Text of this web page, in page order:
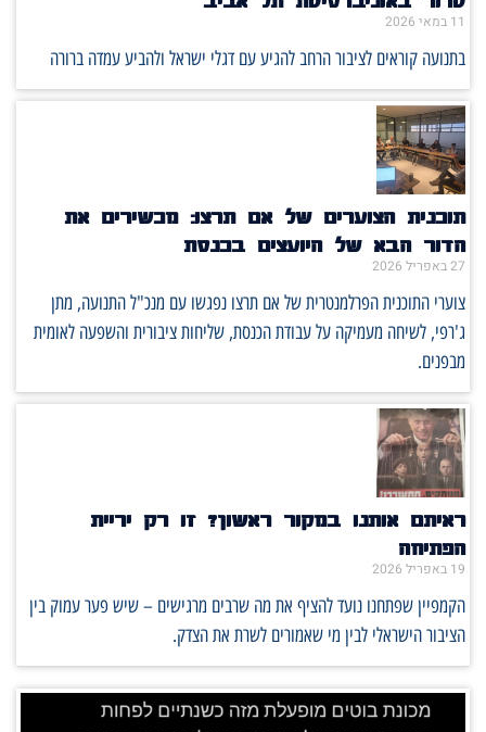
11 במאי 2026
בתנועה קוראים לציבור הרחב להגיע עם דגלי ישראל ולהביע עמדה ברורה
תוכנית הצוערים של אם תרצו: מכשירים את
הדור הבא של היועצים בכנסת
27 באפריל 2026
צוערי התוכנית הפרלמנטרית של אם תרצו נפגשו עם מנכ"ל התנועה, מתן
ג'רפי, לשיחה מעמיקה על עבודת הכנסת, שליחות ציבורית והשפעה לאומית
מבפנים.
ראיתם אותנו במקור ראשון? זו רק יריית
הפתיחה
19 באפריל 2026
הקמפיין שפתחנו נועד להציף את מה שרבים מרגישים – שיש פער עמוק בין
הציבור הישראלי לבין מי שאמורים לשרת את הצדק.